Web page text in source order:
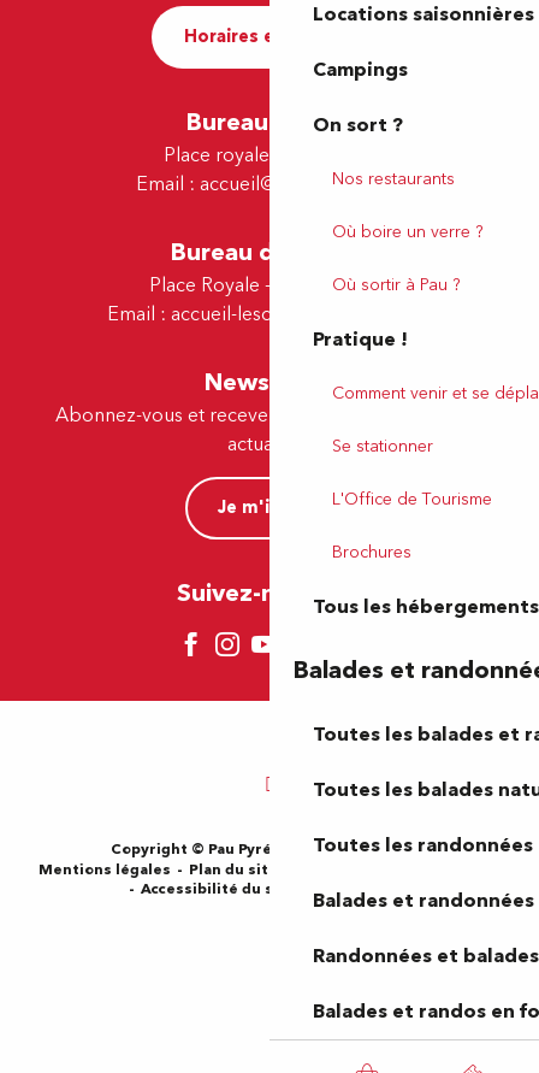
Locations saisonnières
Campings
On sort ?
Nos restaurants
Où boire un verre ?
Où sortir à Pau ?
Pratique !
Comment venir et se
Se stationner
L'Office de Tourisme
Brochures
Tous les hébergements
Balades et
Toutes les balades et
Toutes les balades
Toutes les randonnées
Balades et
Randonnées et
Balades et randos en
Horaires et contact
Bureau de Pau
Place royale - 64000 Pau
Email : accueil@tourismepau.fr
Bureau de Lescar
Place Royale - 64230 Lescar
Email : accueil-lescar@tourismepau.fr
Newsletter
Abonnez-vous et recevez par e-mail nos offres et
actualités.
Je m'inscris
Suivez-nous ici !
Copyright © Pau Pyrénées Tourisme 2024
Mentions légales
Plan du site
Accessibilité du site : Non-conforme